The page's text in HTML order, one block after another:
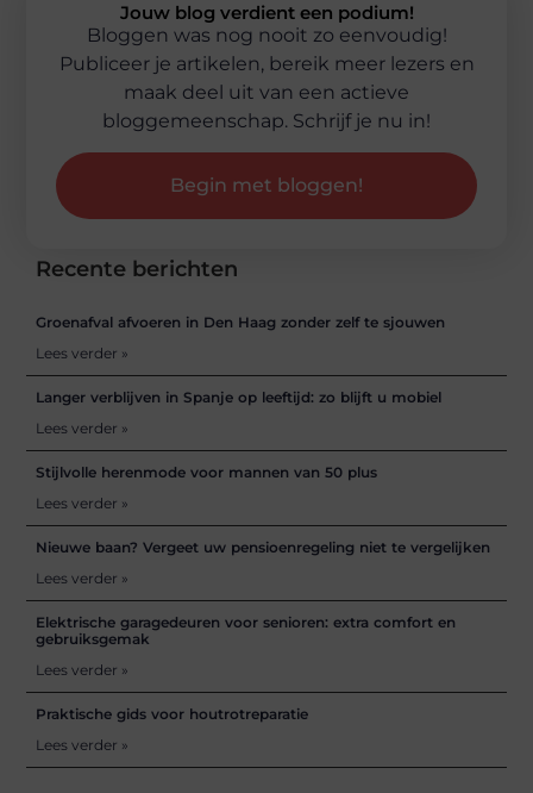
Recente berichten
Groenafval afvoeren in Den Haag zonder zelf te sjouwen
Lees verder »
Langer verblijven in Spanje op leeftijd: zo blijft u mobiel
Lees verder »
Stijlvolle herenmode voor mannen van 50 plus
Lees verder »
Nieuwe baan? Vergeet uw pensioenregeling niet te vergelijken
Lees verder »
Elektrische garagedeuren voor senioren: extra comfort en
gebruiksgemak
Lees verder »
Praktische gids voor houtrotreparatie
Lees verder »
Jouw blog verdient een podium!
Bloggen was nog nooit zo eenvoudig!
Publiceer je artikelen, bereik meer lezers en
maak deel uit van een actieve
bloggemeenschap. Schrijf je nu in!
Begin met bloggen!